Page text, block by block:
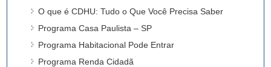
O que é CDHU: Tudo o Que Você Precisa Saber
Programa Casa Paulista – SP
Programa Habitacional Pode Entrar
Programa Renda Cidadã